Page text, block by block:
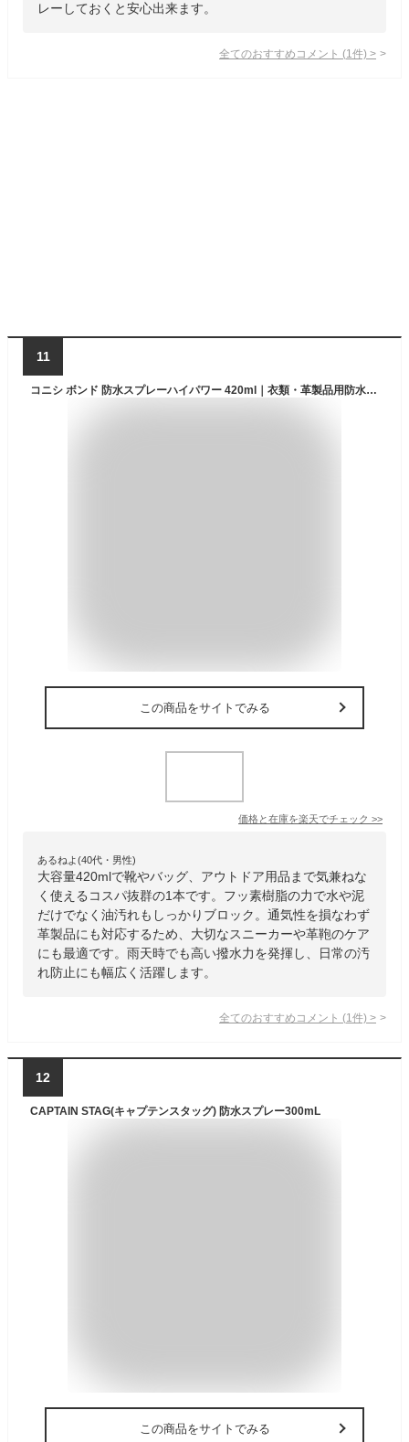
レーしておくと安心出来ます。
全てのおすすめコメント (1 件) >
11
コニシ ボンド 防水スプレーハイパワー 420ml｜衣類・革製品用防水スプレー 高撥水 防汚 油はじき 傘 バッグ 靴 レインコート対応 スポーツウェア使用可 雨対策 アウトドア用品
この商品をサイトでみる
価格と在庫を楽天でチェック >>
あるねよ(40代・男性)
大容量420mlで靴やバッグ、アウトドア用品まで気兼ねな
く使えるコスパ抜群の1本です。フッ素樹脂の力で水や泥
だけでなく油汚れもしっかりブロック。通気性を損なわず
革製品にも対応するため、大切なスニーカーや革鞄のケア
にも最適です。雨天時でも高い撥水力を発揮し、日常の汚
れ防止にも幅広く活躍します。
全てのおすすめコメント (1 件) >
12
CAPTAIN STAG(キャプテンスタッグ) 防水スプレー300mL
この商品をサイトでみる